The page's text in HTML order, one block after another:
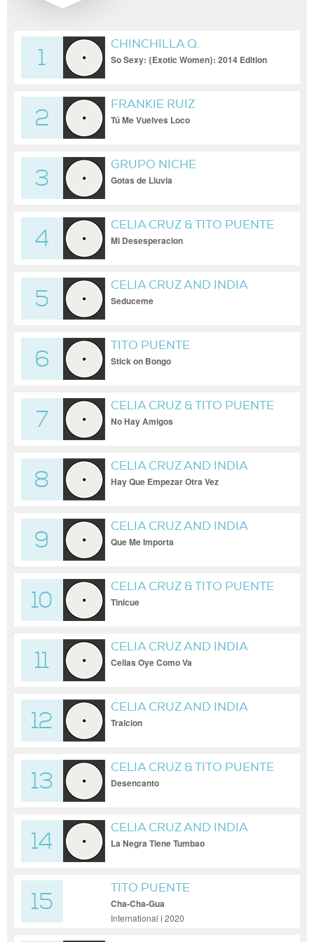
1
CHINCHILLA Q.
So Sexy: {Exotic Women}: 2014 Edition
2
FRANKIE RUIZ
Tú Me Vuelves Loco
3
GRUPO NICHE
Gotas de Lluvia
4
CELIA CRUZ & TITO PUENTE
Mi Desesperacion
5
CELIA CRUZ AND INDIA
Seduceme
6
TITO PUENTE
Stick on Bongo
7
CELIA CRUZ & TITO PUENTE
No Hay Amigos
8
CELIA CRUZ AND INDIA
Hay Que Empezar Otra Vez
9
CELIA CRUZ AND INDIA
Que Me Importa
10
CELIA CRUZ & TITO PUENTE
Tinicue
11
CELIA CRUZ AND INDIA
Celias Oye Como Va
12
CELIA CRUZ AND INDIA
Traicion
13
CELIA CRUZ & TITO PUENTE
Desencanto
14
CELIA CRUZ AND INDIA
La Negra Tiene Tumbao
15
TITO PUENTE
Cha-Cha-Gua
International | 2020